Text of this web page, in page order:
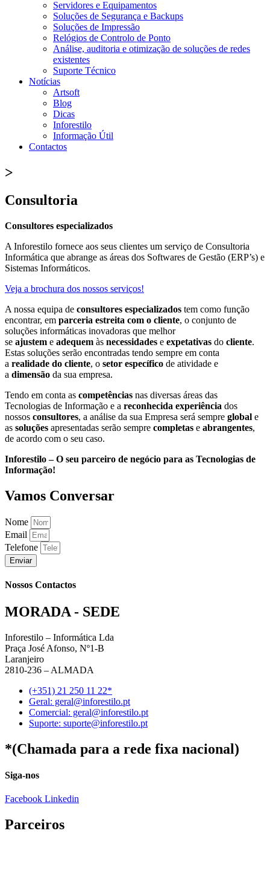
Servidores e Equipamentos
Soluções de Segurança e Backups
Soluções de Impressão
Relógios de Controlo de Ponto
Análise, auditoria e otimização de soluções de redes
existentes
Suporte Técnico
Notícias
Artsoft
Blog
Dicas
Inforestilo
Informação Útil
Contactos
>
Consultoria
Consultores especializados
A Inforestilo fornece aos seus clientes um serviço de Consultoria
Informática que abrange as áreas dos Softwares de Gestão (ERP’s) e
Sistemas Informáticos.
Veja a brochura dos nossos serviços!
A nossa equipa de consultores especializados tem como função
encontrar, em parceria estreita com o cliente, o conjunto de
soluções informáticas inovadoras que melhor
se ajustem e adequem às necessidades e expetativas do cliente.
Estas soluções serão encontradas tendo sempre em conta
a realidade do cliente, o setor específico de atividade e
a dimensão da sua empresa.
Tendo em conta as competências nas diversas áreas das
Tecnologias de Informação e a reconhecida experiência dos
nossos consultores, a análise da sua Empresa será sempre global e
as soluções apresentadas serão sempre completas e abrangentes,
de acordo com o seu caso.
Inforestilo – O seu parceiro de negócio para as Tecnologias de
Informação!
Vamos Conversar
Nome
Email
Telefone
Enviar
Nossos Contactos
MORADA - SEDE
Inforestilo – Informática Lda
Praça José Afonso, Nº1-B
Laranjeiro
2810-236 – ALMADA
(+351) 21 250 11 22*
Geral: geral@inforestilo.pt
Comercial: geral@inforestilo.pt
Suporte: suporte@inforestilo.pt
*(Chamada para a rede fixa nacional)
Siga-nos
Facebook Linkedin
Parceiros